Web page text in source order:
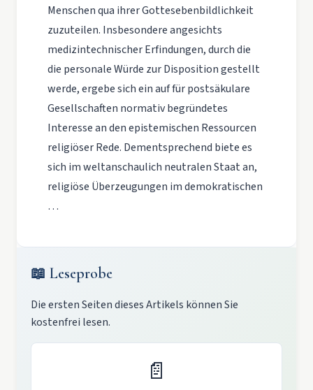
Menschen qua ihrer Gottesebenbildlichkeit
zuzuteilen. Insbesondere angesichts
medizintechnischer Erfindungen, durch die
die personale Würde zur Disposition gestellt
werde, ergebe sich ein auf für postsäkulare
Gesellschaften normativ begründetes
Interesse an den epistemischen Ressourcen
religiöser Rede. Dementsprechend biete es
sich im weltanschaulich neutralen Staat an,
religiöse Überzeugungen im demokratischen
…
📖 Leseprobe
Die ersten Seiten dieses Artikels können Sie
kostenfrei lesen.
📄